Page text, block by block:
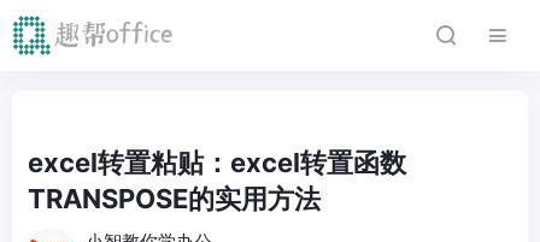
excel转置粘贴：excel转置函数
TRANSPOSE的实用方法